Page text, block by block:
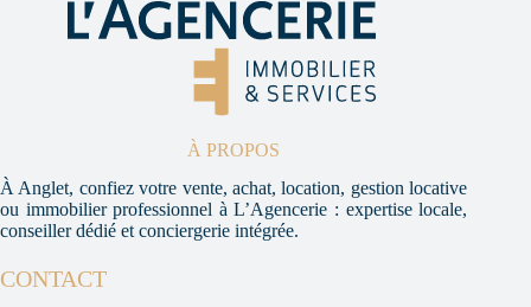
À PROPOS
À Anglet, confiez votre vente, achat, location, gestion locative
ou immobilier professionnel à L’Agencerie : expertise locale,
conseiller dédié et conciergerie intégrée.
CONTACT